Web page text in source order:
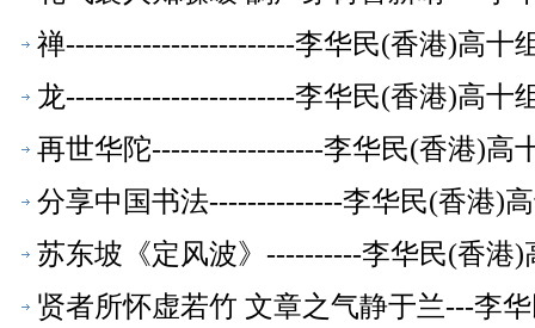
禅------------------------李华民(香港)高十
龙------------------------李华民(香港)高十
再世华陀------------------李华民(香港)高
分享中国书法--------------李华民(香港)
苏东坡《定风波》----------李华民(香港
贤者所怀虚若竹 文章之气静于兰---李